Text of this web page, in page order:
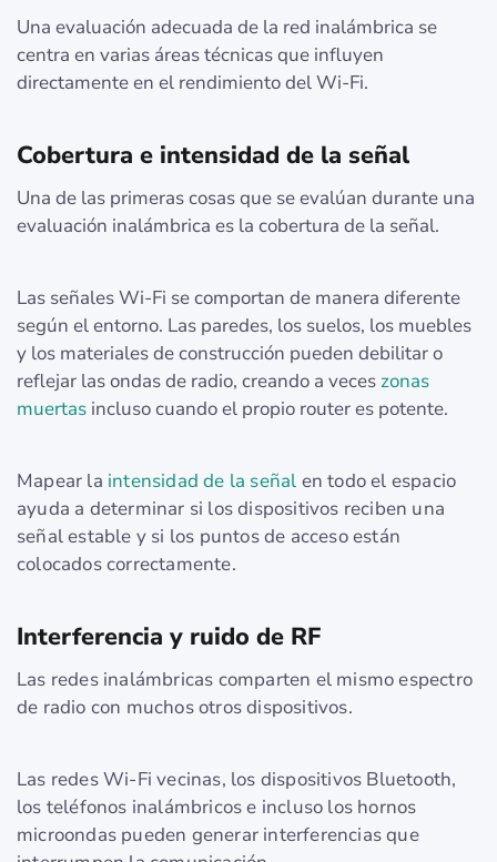
Una evaluación adecuada de la red inalámbrica se
centra en varias áreas técnicas que influyen
directamente en el rendimiento del Wi‑Fi.
Cobertura e intensidad de la señal
Una de las primeras cosas que se evalúan durante una
evaluación inalámbrica es la cobertura de la señal.
Las señales Wi-Fi se comportan de manera diferente
según el entorno. Las paredes, los suelos, los muebles
y los materiales de construcción pueden debilitar o
reflejar las ondas de radio, creando a veces zonas
muertas incluso cuando el propio router es potente.
Mapear la intensidad de la señal en todo el espacio
ayuda a determinar si los dispositivos reciben una
señal estable y si los puntos de acceso están
colocados correctamente.
Interferencia y ruido de RF
Las redes inalámbricas comparten el mismo espectro
de radio con muchos otros dispositivos.
Las redes Wi-Fi vecinas, los dispositivos Bluetooth,
los teléfonos inalámbricos e incluso los hornos
microondas pueden generar interferencias que